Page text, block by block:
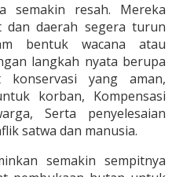
semakin resah. Mereka
dan daerah segera turun
bentuk wacana atau
langkah nyata berupa
yang aman,
korban, Kompensasi
Serta penyelesaian
satwa dan manusia.
semakin sempitnya